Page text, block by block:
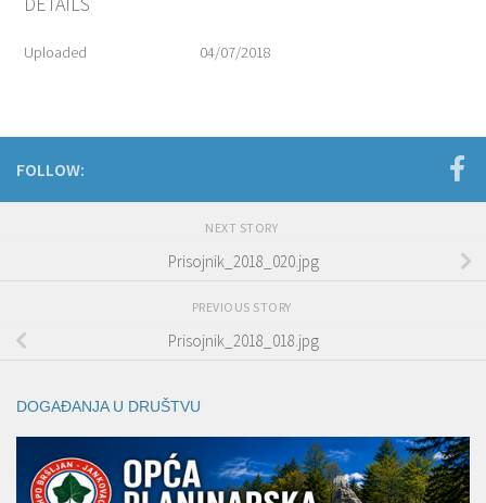
Uploaded 04/07/2018
FOLLOW:
NEXT STORY
Prisojnik_2018_020.jpg
PREVIOUS STORY
Prisojnik_2018_018.jpg
DOGAĐANJA U DRUŠTVU